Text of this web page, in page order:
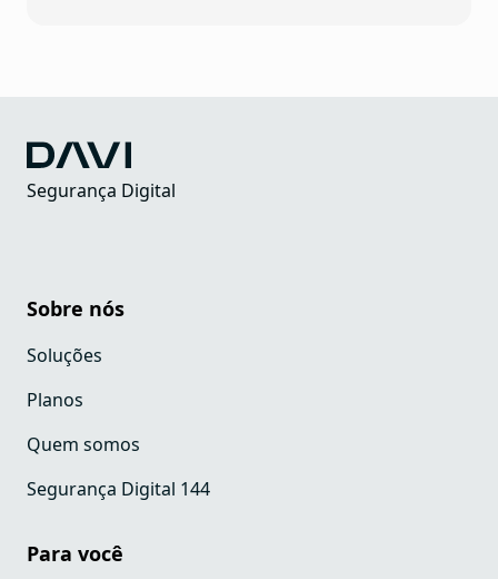
Segurança Digital
Sobre nós
Soluções
Planos
Quem somos
Segurança Digital 144
Para você